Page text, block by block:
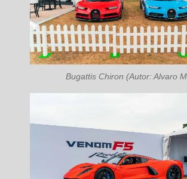
Bugattis Chiron (Autor: Alvaro